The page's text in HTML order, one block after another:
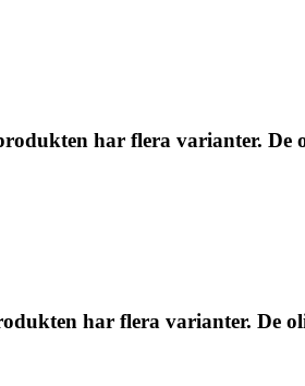
har flera varianter.
har flera varianter. De